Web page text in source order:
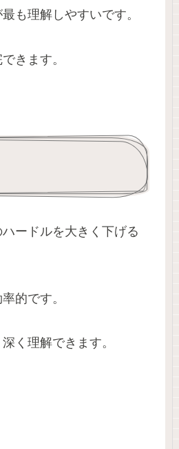
も理解しやすいです。
きます。
ードルを大きく下げる
的です。
く理解できます。